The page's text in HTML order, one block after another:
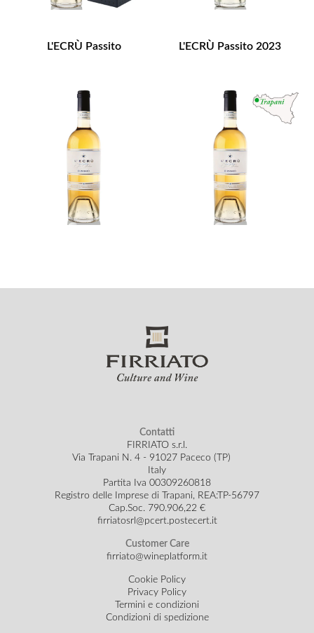
L'ECRÙ Passito L'ECRÙ Passito 2023
Contatti
FIRRIATO s.r.l.
Via Trapani N. 4 - 91027 Paceco (TP)
Italy
Partita Iva 00309260818
Registro delle Imprese di Trapani, REA:TP-56797
Cap.Soc. 790.906,22 €
firriatosrl@pcert.postecert.it
Customer Care
firriato@wineplatform.it
Cookie Policy
Privacy Policy
Termini e condizioni
Condizioni di spedizione